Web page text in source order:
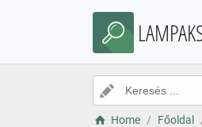
Home Főoldal